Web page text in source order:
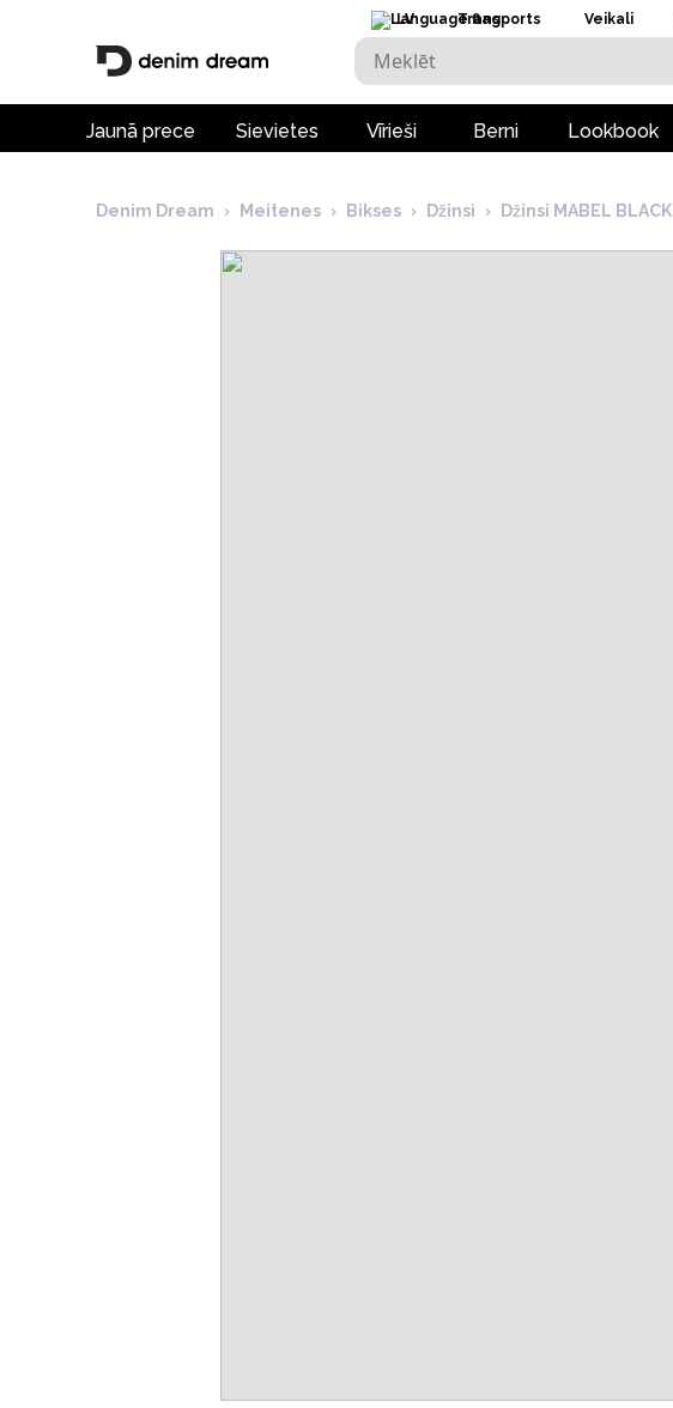
LV Transports Veikali
Jaunā prece Sievietes Vīrieši Berni Lookbook
Denim Dream › Meitenes › Bikses › Džinsi › Džinsi MABEL BLACK